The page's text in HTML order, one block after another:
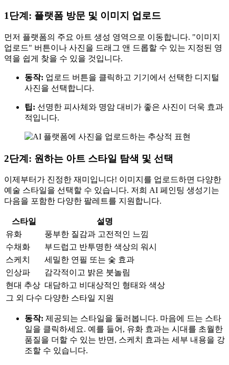
1단계: 플랫폼 방문 및 이미지 업로드
먼저 플랫폼의 주요 아트 생성 영역으로 이동합니다. "이미지
업로드" 버튼이나 사진을 드래그 앤 드롭할 수 있는 지정된 영
역을 쉽게 찾을 수 있을 것입니다.
동작: 업로드 버튼을 클릭하고 기기에서 선택한 디지털
사진을 선택합니다.
팁: 선명한 피사체와 명암 대비가 좋은 사진이 더욱 효과
적입니다.
2단계: 원하는 아트 스타일 탐색 및 선택
이제부터가 진정한 재미입니다! 이미지를 업로드하면 다양한
예술 스타일을 선택할 수 있습니다. 저희 AI 페인팅 생성기는
다음을 포함한 다양한 팔레트를 지원합니다.
스타일
설명
유화
풍부한 질감과 고전적인 느낌
수채화
부드럽고 반투명한 색상의 워시
스케치
세밀한 연필 또는 숯 효과
인상파
감각적이고 밝은 붓놀림
현대 추상 대담하고 비대상적인 형태와 색상
그 외 다수 다양한 스타일 지원
동작: 제공되는 스타일을 둘러봅니다. 마음에 드는 스타
일을 클릭하세요. 예를 들어, 유화 효과는 시대를 초월한
품질을 더할 수 있는 반면, 스케치 효과는 세부 내용을 강
조할 수 있습니다.